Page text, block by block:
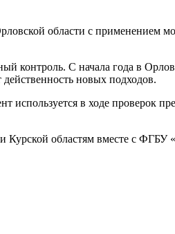
области с применением
контроль. С начала года в
новых подходов.
используется в ходе проверок
и Курской областям вместе с